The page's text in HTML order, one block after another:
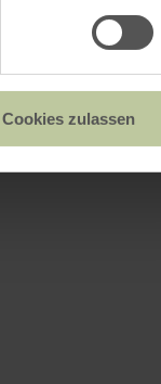
Cookies zulassen